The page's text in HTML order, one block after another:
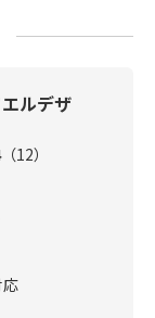
ルデザ
（12）